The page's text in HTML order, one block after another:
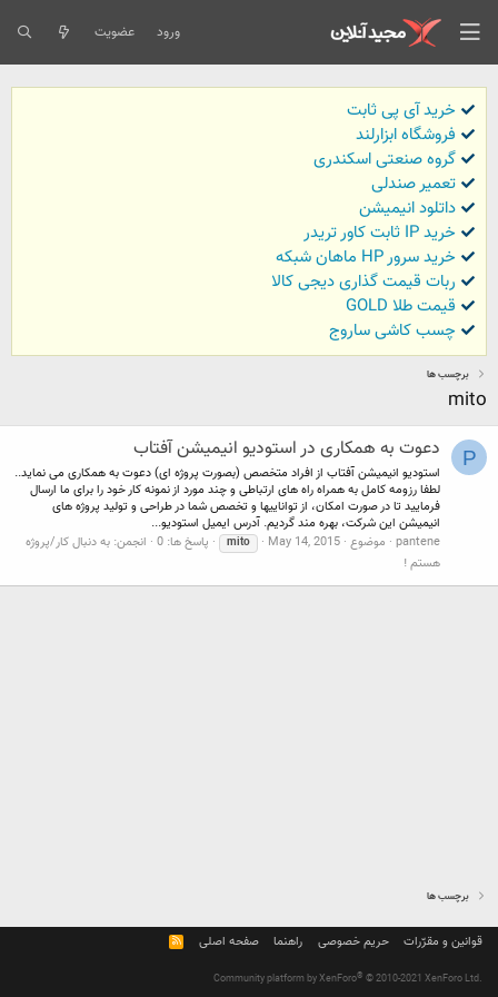
ورود عضویت
خرید آی پی ثابت
فروشگاه ابزارلند
گروه صنعتی اسکندری
تعمیر صندلی
داتلود انیمیشن
خرید IP ثابت کاور تریدر
خرید سرور HP ماهان شبکه
ربات قیمت گذاری دیجی کالا
قیمت طلا GOLD
چسب کاشی ساروج
برچسب ها
mito
P دعوت به همکاری در استودیو انیمیشن آفتاب
استودیو انیمیشن آفتاب از افراد متخصص (بصورت پروژه ای) دعوت به همکاری می نماید..
لطفا رزومه کامل به همراه راه های ارتباطی و چند مورد از نمونه کار خود را برای ما ارسال
فرمایید تا در صورت امکان، از تواناییها و تخصص شما در طراحی و تولید پروژه های
انیمیشن این شرکت، بهره مند گردیم. آدرس ایمیل استودیو...
pantene موضوع May 14, 2015
mito پاسخ ها: 0 انجمن: به دنبال کار/پروژه
هستم !
برچسب ها
قوانین و مقرّرات حریم خصوصی راهنما صفحه اصلی
R
S
Community platform by XenForo® © 2010-2021 XenForo Ltd.